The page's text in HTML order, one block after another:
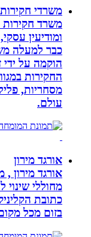
משרדי חקירות
משרד חקירות
ומודיעין עסקי,
כבר למעלה
הוקמה על ידי
החקירות במגוון
מסחריות,
עולם.
אורגד מירון
אורגד מירון ,
מחוללי שינוי
בזום מכל מקום .